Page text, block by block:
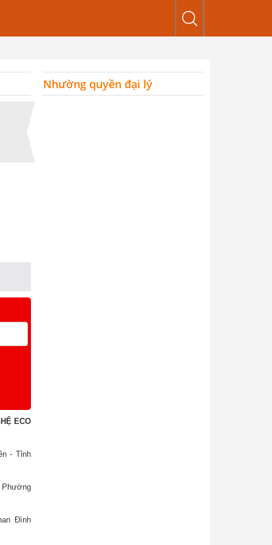
ECO
- Tỉnh
Phường
Đình
Nhường quyền đại lý